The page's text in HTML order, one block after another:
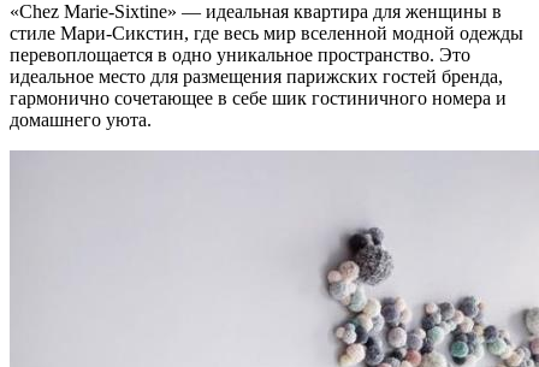
«Chez Marie-Sixtine» — идеальная квартира для женщины в
стиле Мари-Сикстин, где весь мир вселенной модной одежды
перевоплощается в одно уникальное пространство. Это
идеальное место для размещения парижских гостей бренда,
гармонично сочетающее в себе шик гостиничного номера и
домашнего уюта.